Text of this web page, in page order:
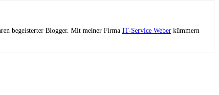
begeisterter Blogger. Mit meiner Firma IT-Service Weber kümmern